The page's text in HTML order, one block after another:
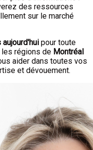
des ressources
sur le marché
pour toute
régions de Montréal
aider dans toutes vos
et dévouement.